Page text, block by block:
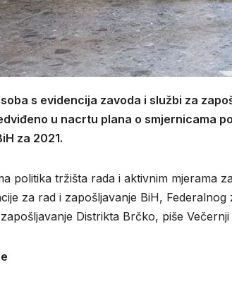
s evidencija zavoda i službi za
u nacrtu plana o smjernicama
za 2021.
politika tržišta rada i aktivnim mjerama
za rad i zapošljavanje BiH,
Distrikta Brčko, piše Večernji